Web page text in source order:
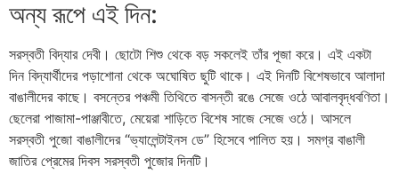
অন্য রূপে এই দিন:
সরস্বতী বিদ্যার দেবী। ছোটো শিশু থেকে বড় সকলেই তাঁর পূজা করে। এই একটা
দিন বিদ্যার্থীদের পড়াশোনা থেকে অঘোষিত ছুটি থাকে। এই দিনটি বিশেষভাবে আলাদা
বাঙালীদের কাছে। বসন্তের পঞ্চমী তিথিতে বাসন্তী রঙে সেজে ওঠে আবালবৃদ্ধবণিতা।
ছেলেরা পাজামা-পাঞ্জাবীতে, মেয়েরা শাড়িতে বিশেষ সাজে সেজে ওঠে। আসলে
সরস্বতী পুজো বাঙালীদের “ভ্যালেন্টাইনস ডে” হিসেবে পালিত হয়। সমগ্র বাঙালী
জাতির প্রেমের দিবস সরস্বতী পুজোর দিনটি।